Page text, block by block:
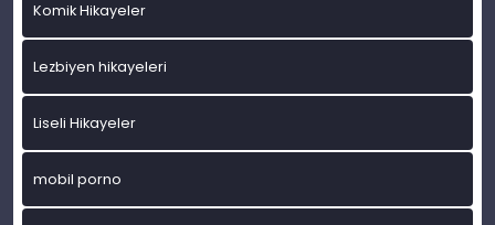
Komik Hikayeler
Lezbiyen hikayeleri
Liseli Hikayeler
mobil porno